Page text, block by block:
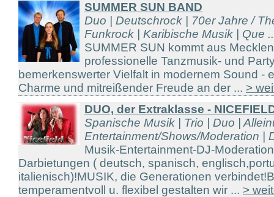
SUMMER SUN BAND
Duo | Deutschrock | 70er Jahre /
Funkrock | Karibische Musik | Que
SUMMER SUN kommt aus
professionelle Tanzmusik- und
bemerkenswerter Vielfalt in modernem Sound -
Charme und mitreißender Freude an der ... >
DUO, der Extraklasse -
Spanische Musik | Trio | Duo |
Entertainment/Shows/Moderation |
Musik-Entertainment-DJ-
Darbietungen ( deutsch, spanisch,
italienisch)!MUSIK, die Generationen
temperamentvoll u. flexibel gestalten wir ... >